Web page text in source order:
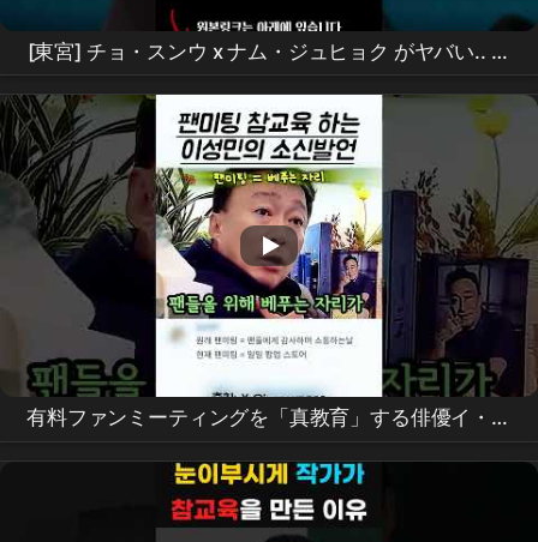
[東宮] チョ・スンウ x ナム・ジュヒョク がヤバい.. 鳥
肌が立つディテールㄷㄷ Netflix 新作 [東宮] ティザ
ー精密分析！これは面白いものが全部詰まってる???
#the east palace # netflix
有料ファンミーティングを「真教育」する俳優イ・ソ
ンミン # 이성민 # 참교육